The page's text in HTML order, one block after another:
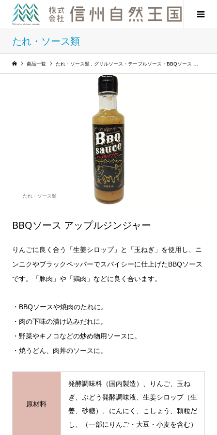
たれ・ソース類
商品一覧 たれ・ソース類 グリルソース・テーブルソース・BBQソース
たれ・ソース類
BBQソース アップルジンジャー
りんごに良く合う「生姜シロップ」と「玉ねぎ」を使用し、ニ
ンニクやブラックペッパーでスパイシーに仕上げたBBQソース
です。「豚肉」や「鶏肉」などに良く合います。
・BBQソースや焼肉のたれに。
・肉の下味の漬け込みだれに。
・野菜やキノコなどの炒め物用ソースに。
・焼うどん、肉丼のソースに。
原材料
発酵調味料（国内製造）、りんご、玉ね
ぎ、ぶどう発酵調味液、生姜シロップ（生
姜、砂糖）、にんにく、こしょう、顆粒だ
し、（一部にりんご・大豆・小麦を含む）